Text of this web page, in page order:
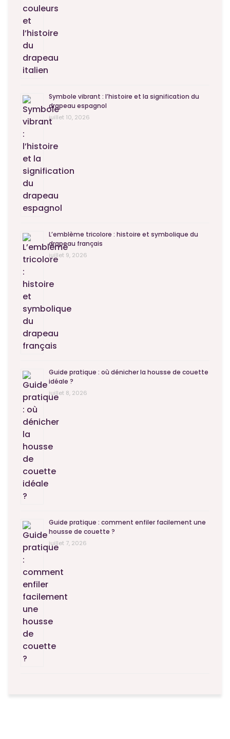
Symbole vibrant : l’histoire et la signification du
drapeau espagnol
juillet 10, 2026
L’emblème tricolore : histoire et symbolique du
drapeau français
juillet 9, 2026
Guide pratique : où dénicher la housse de couette
idéale ?
juillet 8, 2026
Guide pratique : comment enfiler facilement une
housse de couette ?
juillet 7, 2026